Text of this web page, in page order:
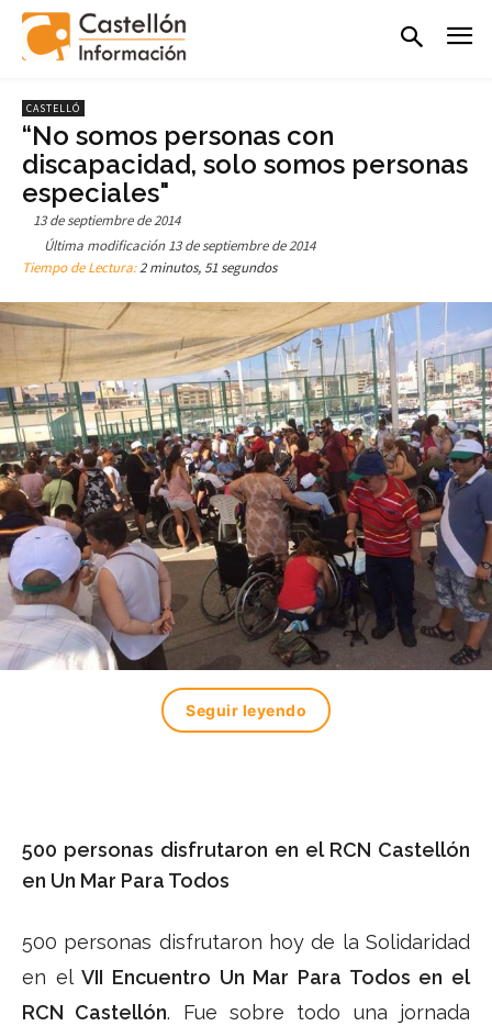
CASTELLÓ
“No somos personas con
discapacidad, solo somos personas
especiales"
13 de septiembre de 2014
Última modificación 13 de septiembre de 2014
Tiempo de Lectura:2 minutos, 51 segundos
Seguir leyendo
500 personas disfrutaron en el RCN Castellón
en Un Mar Para Todos
500 personas disfrutaron hoy de la Solidaridad
en elVII Encuentro Un Mar Para Todos en el
RCN Castellón. Fue sobre todo una jornada